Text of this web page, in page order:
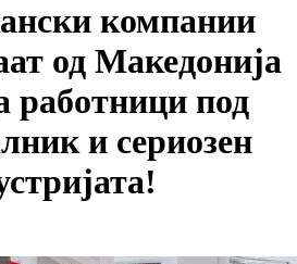
компании
од Македонија
работници под
и сериозен